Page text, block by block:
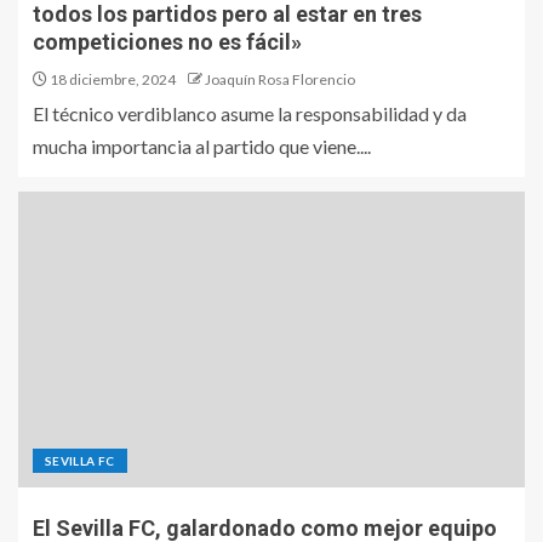
todos los partidos pero al estar en tres
competiciones no es fácil»
18 diciembre, 2024 Joaquín Rosa Florencio
El técnico verdiblanco asume la responsabilidad y da
mucha importancia al partido que viene....
SEVILLA FC
El Sevilla FC, galardonado como mejor equipo